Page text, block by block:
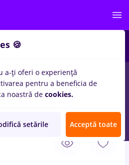
București Cluj-
🍪
a-ți oferi o experiență
pentru a beneficia de
noastră de cookies.
setările Acceptă toate